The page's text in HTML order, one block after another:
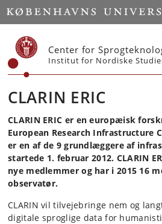
Start
Center for
Institut for Nordiske
CLARIN ERIC
CLARIN ERIC er en europæisk
European Research Infrastructure
er en af de 9 grundlæggere af
startede 1. februar 2012. CLARIN
nye medlemmer og har i 2015 16
observatør.
CLARIN vil tilvejebringe nem og
digitale sproglige data for